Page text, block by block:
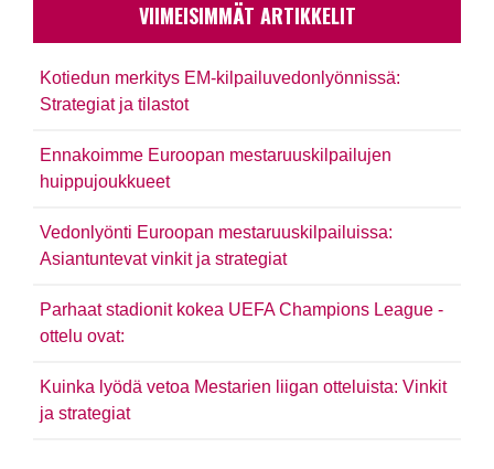
VIIMEISIMMÄT ARTIKKELIT
Kotiedun merkitys EM-kilpailuvedonlyönnissä:
Strategiat ja tilastot
Ennakoimme Euroopan mestaruuskilpailujen
huippujoukkueet
Vedonlyönti Euroopan mestaruuskilpailuissa:
Asiantuntevat vinkit ja strategiat
Parhaat stadionit kokea UEFA Champions League -
ottelu ovat:
Kuinka lyödä vetoa Mestarien liigan otteluista: Vinkit
ja strategiat